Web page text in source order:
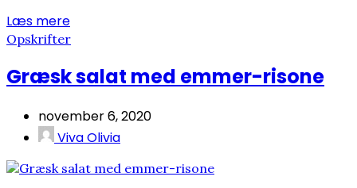
Læs mere
Opskrifter
Græsk salat med emmer-risone
november 6, 2020
Viva Olivia